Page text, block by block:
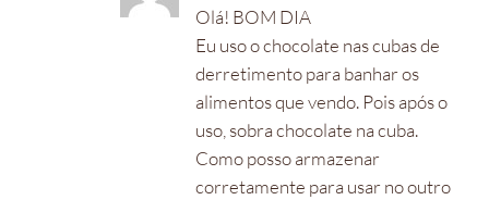
Olá! BOM DIA
Eu uso o chocolate nas cubas de
derretimento para banhar os
alimentos que vendo. Pois após o
uso, sobra chocolate na cuba.
Como posso armazenar
corretamente para usar no outro